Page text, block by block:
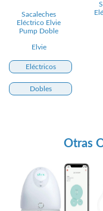
Sacaleches
Eléctrico Elvie
Pump Doble
Elvie
Eléctricos
Dobles
Otras